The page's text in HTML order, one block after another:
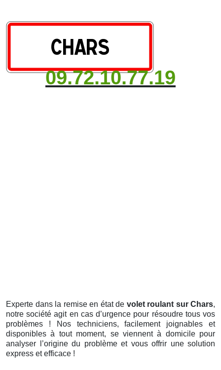
09.72.10.77.19
Experte dans la remise en état de volet roulant sur Chars,
notre société agit en cas d’urgence pour résoudre tous vos
problèmes ! Nos techniciens, facilement joignables et
disponibles à tout moment, se viennent à domicile pour
analyser l’origine du problème et vous offrir une solution
express et efficace !